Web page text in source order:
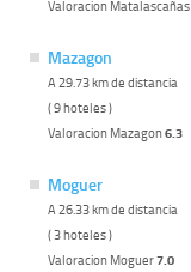
Valoracion Matalascañas
Mazagon
A 29.73 km de distancia
( 9 hoteles )
Valoracion Mazagon6.3
Moguer
A 26.33 km de distancia
( 3 hoteles )
Valoracion Moguer7.0